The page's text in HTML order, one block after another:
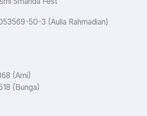
50-3 (Aulia Rahmadian)
(Ami)
(Bunga)